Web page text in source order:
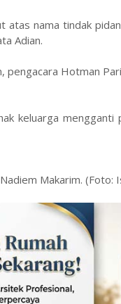
nama tindak
Adian.
pengacara Hotman
keluarga mengganti
Makarim. (Foto: